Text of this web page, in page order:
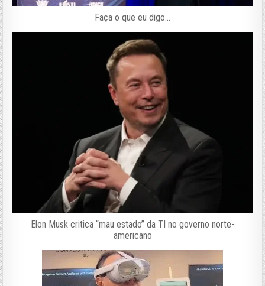
Faça o que eu digo…
Elon Musk critica “mau estado” da TI no governo norte-
americano